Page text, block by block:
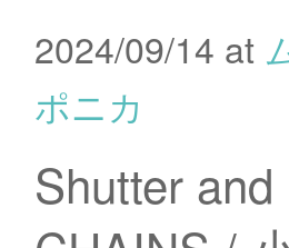
2024/09/14 at
ポニカ
Shutter